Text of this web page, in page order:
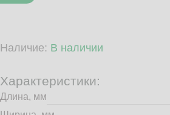
Наличие: В наличии
Характеристики:
Длина, мм